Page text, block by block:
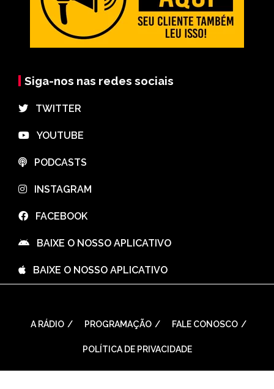
Siga-nos nas redes sociais
⠀TWITTER
⠀YOUTUBE
⠀PODCASTS
⠀INSTAGRAM
⠀FACEBOOK
⠀BAIXE O NOSSO APLICATIVO
⠀BAIXE O NOSSO APLICATIVO
A RÁDIO PROGRAMAÇÃO FALE CONOSCO
POLÍTICA DE PRIVACIDADE